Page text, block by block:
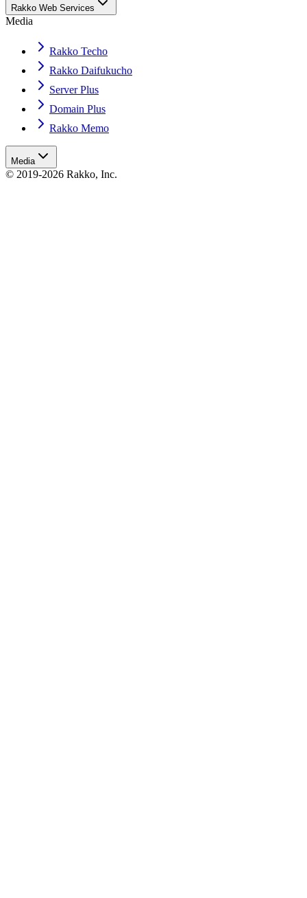
Rakko Web Services
Media
Rakko Techo
Rakko Daifukucho
Server Plus
Domain Plus
Rakko Memo
Media
© 2019-2026 Rakko, Inc.